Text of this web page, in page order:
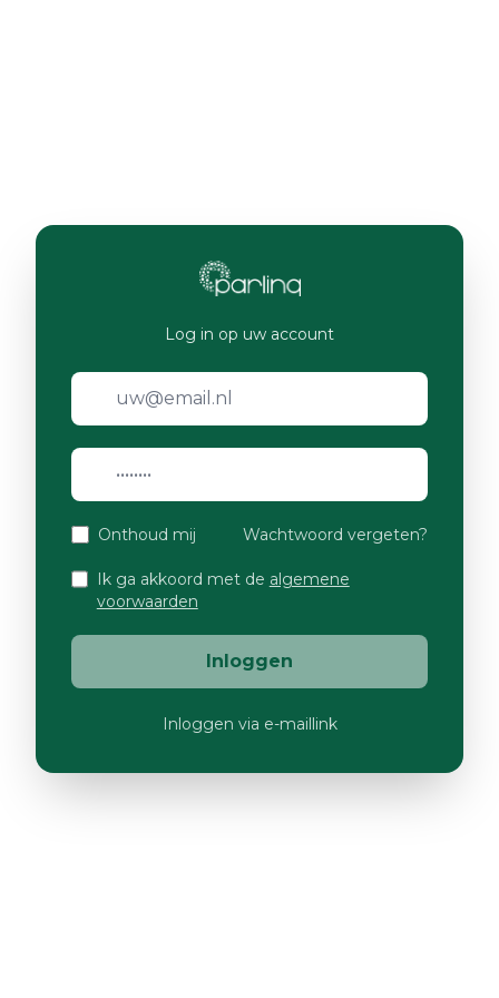
Log in op uw account
Onthoud mij Wachtwoord vergeten?
Ik ga akkoord met de algemene
voorwaarden
Inloggen
Inloggen via e-maillink